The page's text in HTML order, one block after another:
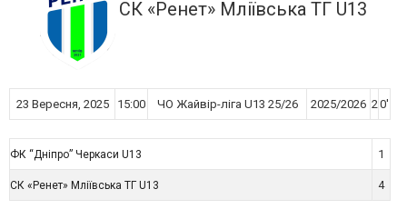
СК «Ренет» Мліївська ТГ U13
23 Вересня, 2025 15:00 ЧО Жайвір-ліга U13 25/26 2025/2026 20'
ФК “Дніпро” Черкаси U13 1
СК «Ренет» Мліївська ТГ U13 4